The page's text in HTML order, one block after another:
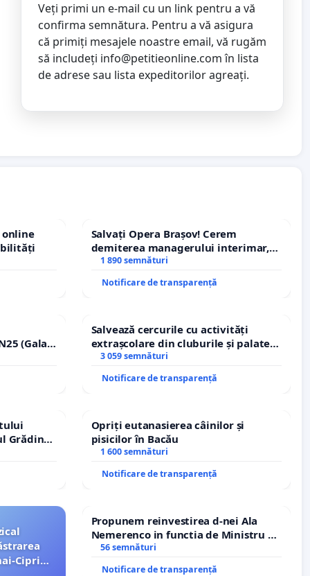
Veți primi un e-mail cu un link pentru a vă
confirma semnătura. Pentru a vă asigura
că primiți mesajele noastre email, vă rugăm
să includeți info@petitieonline.comîn lista
de adrese sau lista expeditorilor agreați.
Salvați Opera Brașov! Cerem
demiterea managerului interimar,
Petrean Lucian-Marius!
1 890 semnături
Notificare de transparență
(Galați
Salvează cercurile cu activități
extrașcolare din cluburile și palatele
copiilor
3 059 semnături
Notificare de transparență
Grădina
Opriți eutanasierea câinilor și
pisicilor în Bacău
1 600 semnături
Notificare de transparență
Ciprian
Propunem reinvestirea d-nei Ala
Nemerenco in functia de Ministru al
Sanatatii
56 semnături
Notificare de transparență